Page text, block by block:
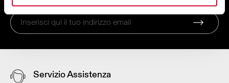
Servizio Assistenza